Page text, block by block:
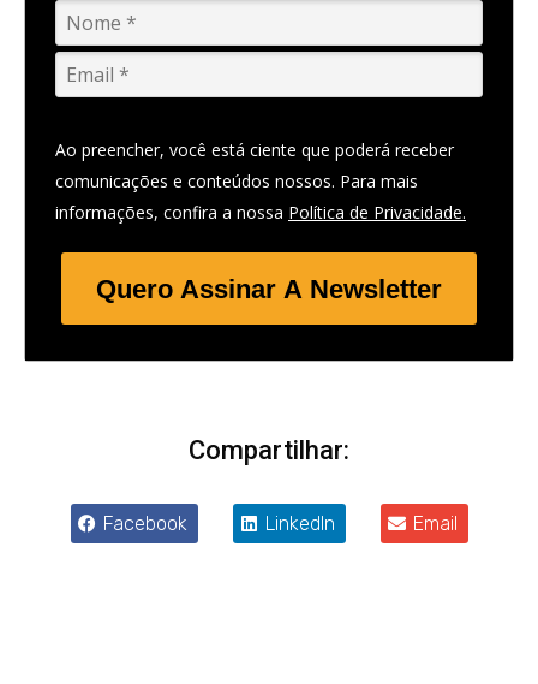
Ao preencher, você está ciente que poderá receber
comunicações e conteúdos nossos. Para mais
informações, confira a nossa Política de Privacidade.
Quero Assinar A Newsletter
Compartilhar:
Facebook LinkedIn Email